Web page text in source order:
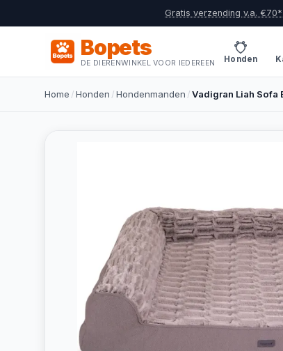
Gratis verzending v.a.
Bopets
DE DIERENWINKEL VOOR IEDEREEN Honden
Home /Honden /Hondenmanden /Vadigran Liah Sofa